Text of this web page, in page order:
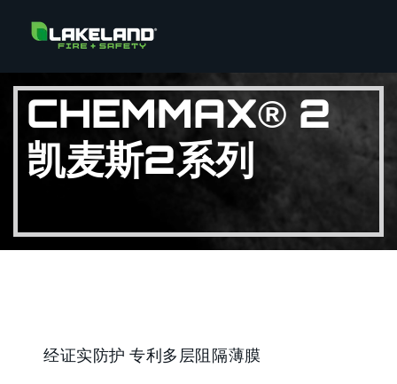
CHEMMAX® 2
凯麦斯2系列
经证实防护 专利多层阻隔薄膜